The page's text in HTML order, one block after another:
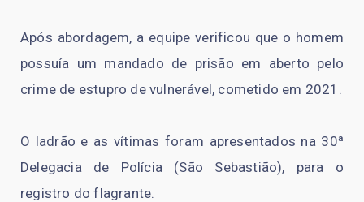
Após abordagem, a equipe verificou que o homem
possuía um mandado de prisão em aberto pelo
crime de estupro de vulnerável, cometido em 2021.
O ladrão e as vítimas foram apresentados na 30ª
Delegacia de Polícia (São Sebastião), para o
registro do flagrante.